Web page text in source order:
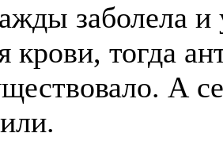
заболела и
крови, тогда
А